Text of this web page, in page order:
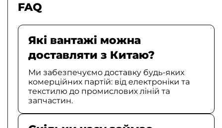
FAQ
Які вантажі можна
доставляти з Китаю?
Ми забезпечуємо доставку будь-яких
комерційних партій: від електроніки та
текстилю до промислових ліній та
запчастин.